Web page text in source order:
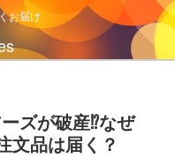
お届け
ズが破産⁉なぜ
文品は届く？